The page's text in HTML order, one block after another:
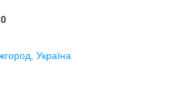
Україна